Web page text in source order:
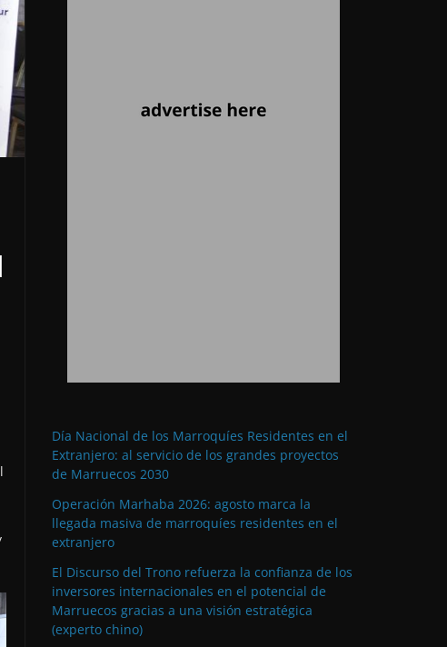
Día Nacional de los Marroquíes Residentes en el
Extranjero: al servicio de los grandes proyectos
de Marruecos 2030
Operación Marhaba 2026: agosto marca la
llegada masiva de marroquíes residentes en el
extranjero
El Discurso del Trono refuerza la confianza de los
inversores internacionales en el potencial de
Marruecos gracias a una visión estratégica
(experto chino)